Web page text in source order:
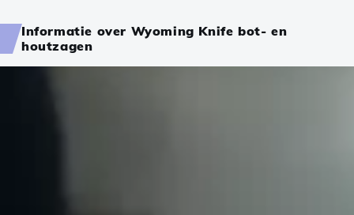
Informatie over Wyoming Knife bot- en
houtzagen